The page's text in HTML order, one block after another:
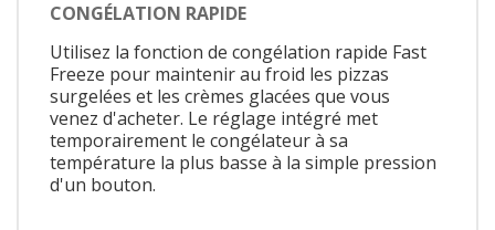
CONGÉLATION RAPIDE
Utilisez la fonction de congélation rapide Fast
Freeze pour maintenir au froid les pizzas
surgelées et les crèmes glacées que vous
venez d'acheter. Le réglage intégré met
temporairement le congélateur à sa
température la plus basse à la simple pression
d'un bouton.